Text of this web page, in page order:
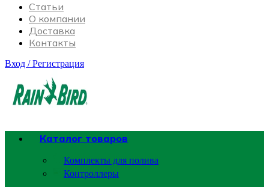
Статьи
О компании
Доставка
Контакты
Вход / Регистрация
Каталог товаров
Комплекты для полива
Контроллеры